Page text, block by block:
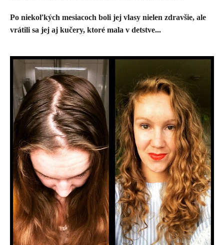
Po niekoľkých mesiacoch boli jej vlasy nielen zdravšie, ale
vrátili sa jej aj kučery, ktoré mala v detstve...